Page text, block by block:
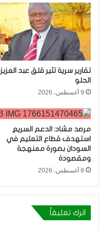
تقارير سرية تثير قلق عبد العزيز
الحلو
9 أغسطس، 2026
مرصد مشاد: الدعم السريع
استهدف قطاع التعليم في
السودان بصورة ممنهجة
ومقصودة
8 أغسطس، 2026
اترك تعليقاً